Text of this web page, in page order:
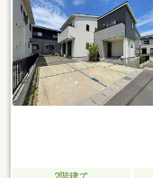
級３取得！！日本住宅
す！！